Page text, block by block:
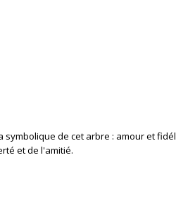
de cet arbre : amour et
et de l'amitié.